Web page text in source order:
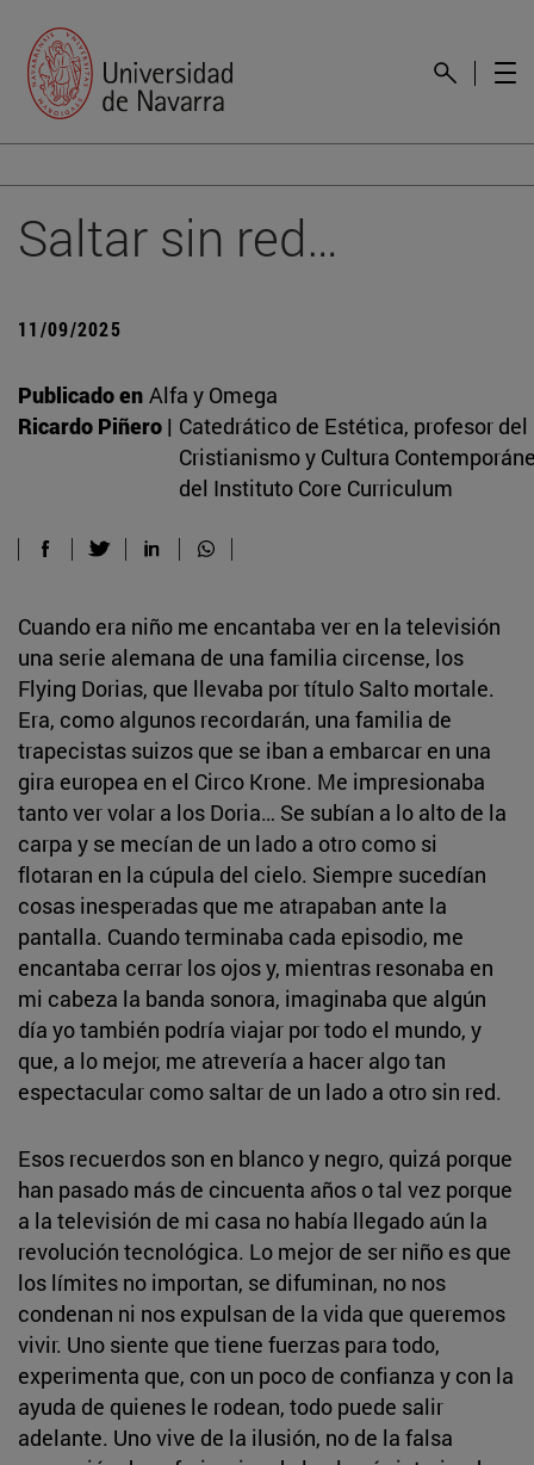
Saltar sin red…
11/09/2025
Publicado en Alfa y Omega
Ricardo Piñero | Catedrático de Estética, profesor
Cristianismo y Cultura
del Instituto Core Curriculum
Cuando era niño me encantaba ver en la televisión
una serie alemana de una familia circense, los
Flying Dorias, que llevaba por título Salto mortale.
Era, como algunos recordarán, una familia de
trapecistas suizos que se iban a embarcar en una
gira europea en el Circo Krone. Me impresionaba
tanto ver volar a los Doria… Se subían a lo alto de la
carpa y se mecían de un lado a otro como si
flotaran en la cúpula del cielo. Siempre sucedían
cosas inesperadas que me atrapaban ante la
pantalla. Cuando terminaba cada episodio, me
encantaba cerrar los ojos y, mientras resonaba en
mi cabeza la banda sonora, imaginaba que algún
día yo también podría viajar por todo el mundo, y
que, a lo mejor, me atrevería a hacer algo tan
espectacular como saltar de un lado a otro sin red.
Esos recuerdos son en blanco y negro, quizá porque
han pasado más de cincuenta años o tal vez porque
a la televisión de mi casa no había llegado aún la
revolución tecnológica. Lo mejor de ser niño es que
los límites no importan, se difuminan, no nos
condenan ni nos expulsan de la vida que queremos
vivir. Uno siente que tiene fuerzas para todo,
experimenta que, con un poco de confianza y con la
ayuda de quienes le rodean, todo puede salir
adelante. Uno vive de la ilusión, no de la falsa